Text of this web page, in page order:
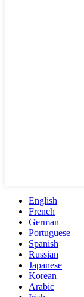
English
French
German
Portuguese
Spanish
Russian
Japanese
Korean
Arabic